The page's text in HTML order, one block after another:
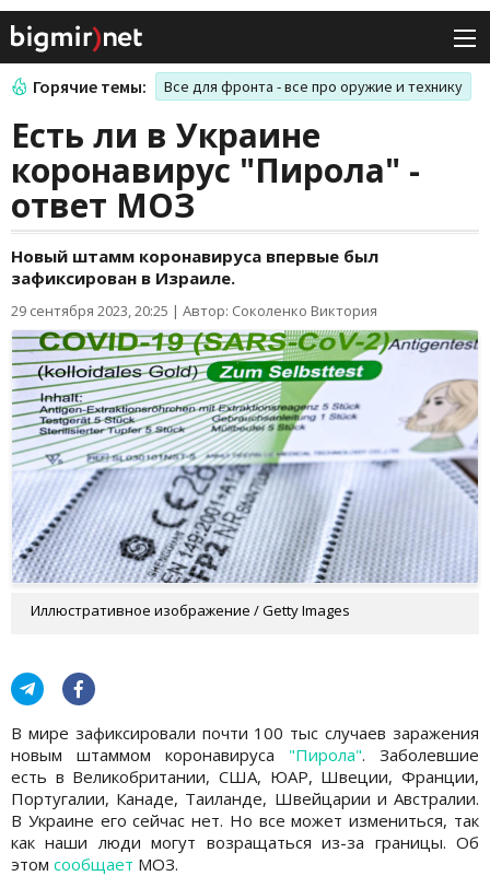
Горячие темы: Все для фронта - все про оружие и технику
Есть ли в Украине
коронавирус "Пирола" -
ответ МОЗ
Новый штамм коронавируса впервые был
зафиксирован в Израиле.
29 сентября 2023, 20:25 | Автор: Соколенко Виктория
Иллюстративное изображение / Getty Images
В мире зафиксировали почти 100 тыс случаев заражения
новым штаммом коронавируса "Пирола". Заболевшие
есть в Великобритании, США, ЮАР, Швеции, Франции,
Португалии, Канаде, Таиланде, Швейцарии и Австралии.
В Украине его сейчас нет. Но все может измениться, так
как наши люди могут возращаться из-за границы. Об
этом сообщает МОЗ.